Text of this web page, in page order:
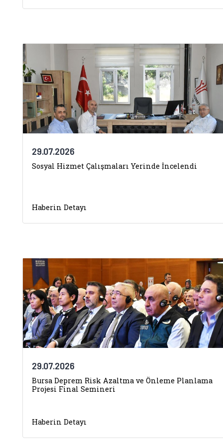
29.07.2026
Sosyal Hizmet Çalışmaları Yerinde İncelendi
Haberin Detayı
29.07.2026
Bursa Deprem Risk Azaltma ve Önleme Planlama
Projesi Final Semineri
Haberin Detayı